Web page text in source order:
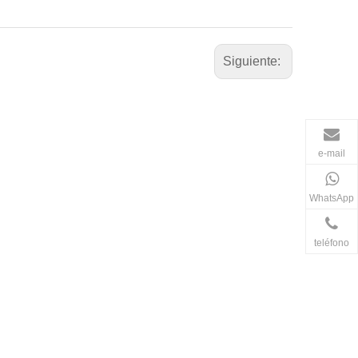
Siguiente:
e-mail
WhatsApp
teléfono